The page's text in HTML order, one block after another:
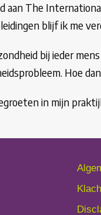
aan The
blijf ik me
bij ieder
Hoe
in mijn